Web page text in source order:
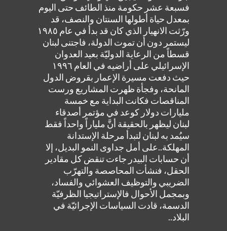
فسبعة عشر حكومة منذ الطائف حتى اليوم
بمعدل حياة أطولها السنتان والنصف، قد
ورّثت الانهيار الذي كان قد بدأ في عام ١٩٨٥
ليستمر دون أن تموت الدولة، فاجتنى لبنان
قسطاً من الرعاية الدوليّة بعيد العدوان
الإسرائيلي على أراضيه في العام ١٩٩٦
حيث دفعت مسيرة الإعمار بقروض الدول
المانحة، وفجأة ظهرت المشاريع ورست
المناقصات فكانت البداية مع خمسة
مليارات دولار كوعد في مؤتمر أصدقاء
لبنان ليظهر بالحقيقة أنَّ ملياراً واحداً فقط
سيُمد به لبنان لتبدأ مرحلة الإستدانة
المهلكة..على أمل جداوى النمو البديل، إلا
أن حسابات البيدر جاءت تنقض كل مقادير
الحقل، فنشأت المحاصصة والتهرّب
الضريبي والتوظيف العشوائي والفساد،
وبمجمل الأحوال فالإستراتيجيا الظرفيّة
الدسمة، قادت السياسات الإجرائيّة في
البلاد..